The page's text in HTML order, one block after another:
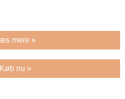
mere »
Køb nu »